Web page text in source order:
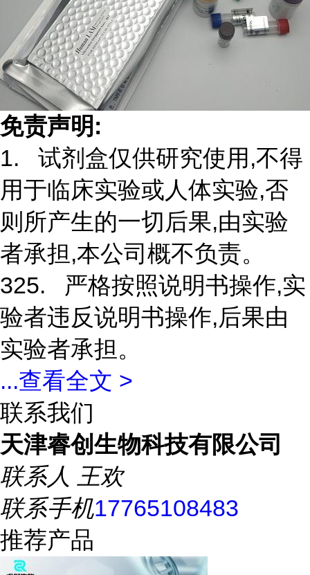
免责声明:
1. 试剂盒仅供研究使用,不得
用于临床实验或人体实验,否
则所产生的一切后果,由实验
者承担,本公司概不负责。
325. 严格按照说明书操作,实
验者违反说明书操作,后果由
实验者承担。
...查看全文 >
联系我们
天津睿创生物科技有限公司
联系人 王欢
联系手机17765108483
推荐产品